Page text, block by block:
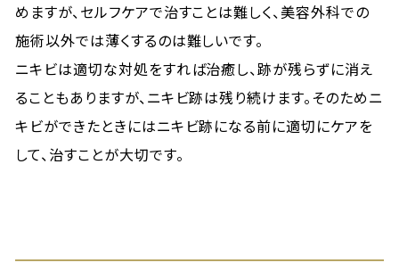
めますが、セルフケアで治すことは難しく、美容外科での
施術以外では薄くするのは難しいです。
ニキビは適切な対処をすれば治癒し、跡が残らずに消え
ることもありますが、ニキビ跡は残り続けます。そのためニ
キビができたときにはニキビ跡になる前に適切にケアを
して、治すことが大切です。